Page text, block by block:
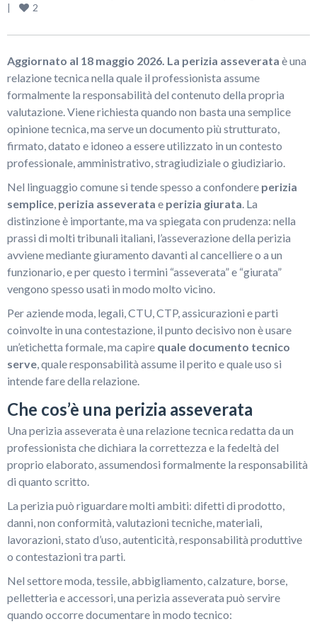
|
2
Aggiornato al 18 maggio 2026. La perizia asseverata è una
relazione tecnica nella quale il professionista assume
formalmente la responsabilità del contenuto della propria
valutazione. Viene richiesta quando non basta una semplice
opinione tecnica, ma serve un documento più strutturato,
firmato, datato e idoneo a essere utilizzato in un contesto
professionale, amministrativo, stragiudiziale o giudiziario.
Nel linguaggio comune si tende spesso a confondere perizia
semplice perizia asseverata e perizia giurata . La
distinzione è importante, ma va spiegata con prudenza: nella
prassi di molti tribunali italiani, l’asseverazione della perizia
avviene mediante giuramento davanti al cancelliere o a un
funzionario, e per questo i termini “asseverata” e “giurata”
vengono spesso usati in modo molto vicino.
Per aziende moda, legali, CTU, CTP, assicurazioni e parti
coinvolte in una contestazione, il punto decisivo non è usare
un’etichetta formale, ma capire quale documento tecnico
serve , quale responsabilità assume il perito e quale uso si
intende fare della relazione.
Che cos’è una perizia asseverata
Una perizia asseverata è una relazione tecnica redatta da un
professionista che dichiara la correttezza e la fedeltà del
proprio elaborato, assumendosi formalmente la responsabilità
di quanto scritto.
La perizia può riguardare molti ambiti: difetti di prodotto,
danni, non conformità, valutazioni tecniche, materiali,
lavorazioni, stato d’uso, autenticità, responsabilità produttive
o contestazioni tra parti.
Nel settore moda, tessile, abbigliamento, calzature, borse,
pelletteria e accessori, una perizia asseverata può servire
quando occorre documentare in modo tecnico: